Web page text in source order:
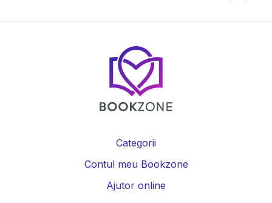
Categorii
Contul meu Bookzone
Ajutor online